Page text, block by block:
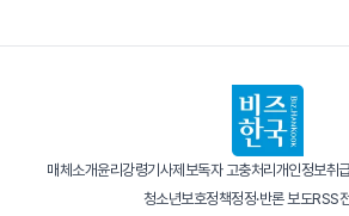
매체소개윤리강령기사제보독자 고충처리 개인정보취
청소년보호정책정정·반론 보도RSS